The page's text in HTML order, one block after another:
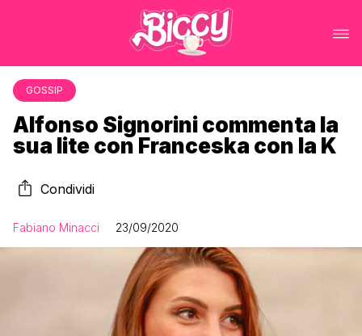
GOSSIP
Alfonso Signorini commenta la
sua lite con Franceska con la K
Condividi
Fabiano Minacci 23/09/2020